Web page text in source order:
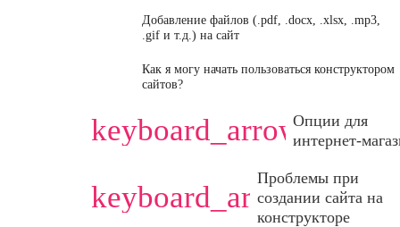
Добавление файлов (.pdf, .docx, .xlsx, .mp3,
.gif и т.д.) на сайт
Как я могу начать пользоваться конструктором
сайтов?
keyboard_arrow_down
Опции для
интернет-
keyboard_arrow_down
Проблемы при
создании сайта на
конструкторе